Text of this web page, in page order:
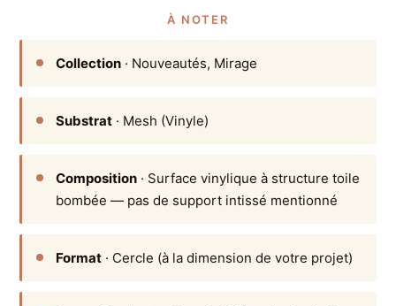
À NOTER
Collection · Nouveautés, Mirage
Substrat · Mesh (Vinyle)
Composition · Surface vinylique à structure toile
bombée — pas de support intissé mentionné
Format · Cercle (à la dimension de votre projet)